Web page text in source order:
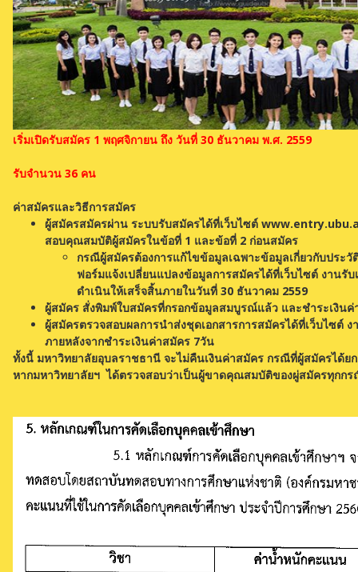
เริ่มเปิดรับสมัคร 1 พฤศจิกายน ถึง วันที่ 30 ธันวาคม พ.ศ. 2559
รับจำนวน 36 คน
ค่าสมัครและวิธีการสมัคร
ผู้สมัครสมัครผ่าน ระบบรับสมัครได้ที่เว็บไซต์
สอบคุณสมบัติผู้สมัครในข้อที่ 1 และข้อที่ 2 ก่อนสมัคร
กรณีผู้สมัครต้องการแก้ไขข้อมูลเฉพาะข้อมูลเกี่ยวกับประ
ฟอร์มแจ้งเปลี่ยนแปลงข้อมูลการสมัครได้ที่เว็บไซต์ งาน
ดำเนินให้เสร็จสิ้นภายในวันที่ 30 ธันวาคม 2559
ผู้สมัคร สั่งพิมพ์ใบสมัครที่กรอกข้อมูลสมบูรณ์แล้ว และชำระเงิน
ผู้สมัครตรวจสอบผลการนำส่งชุดเอกสารการสมัครได้ที่เว็บไซ
ภายหลังจากชำระเงินค่าสมัคร 7วัน
ทั้งนี้ มหาวิทยาลัยอุบลราชธานี จะไม่คืนเงินค่าสมัคร กรณีที่ผู้สมัครได้ย
หากมหาวิทยาลัยฯ ได้ตรวจสอบว่าเป็นผู้ขาดคุณสมบัติของผู่สมัครทุกก